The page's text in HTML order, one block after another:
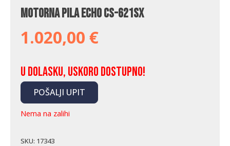
Motorna pila Echo CS-621SX
1.020,00 €
U dolasku, uskoro dostupno!
POŠALJI UPIT
Nema na zalihi
SKU: 17343